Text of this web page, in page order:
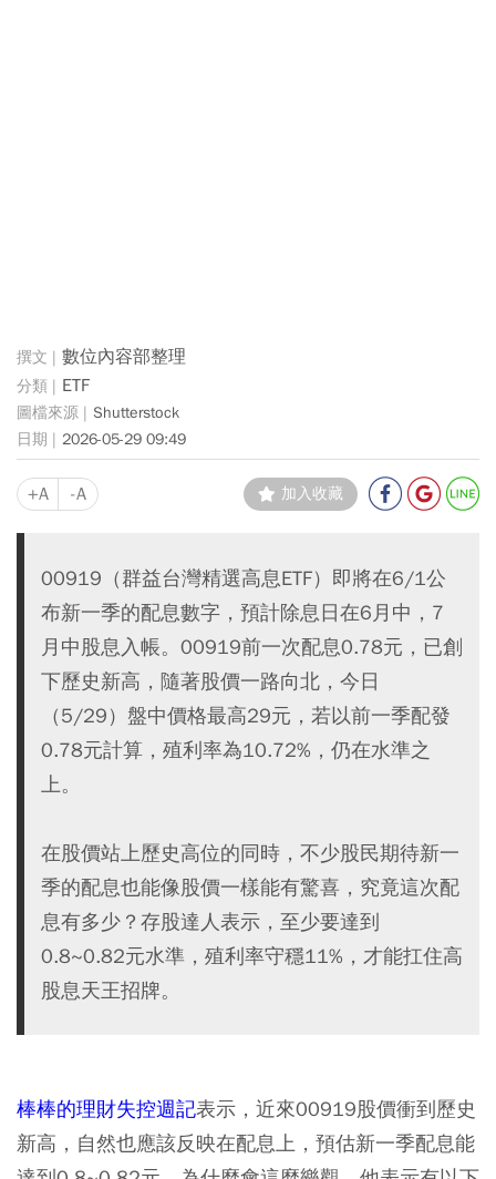
數位內容部整理
ETF
Shutterstock
2026-05-29 09:49
+A -A 加入收藏
00919（群益台灣精選高息ETF）即將在6/1公
布新一季的配息數字，預計除息日在6月中，7
月中股息入帳。00919前一次配息0.78元，已創
下歷史新高，隨著股價一路向北，今日
（5/29）盤中價格最高29元，若以前一季配發
0.78元計算，殖利率為10.72%，仍在水準之
上。
在股價站上歷史高位的同時，不少股民期待新一
季的配息也能像股價一樣能有驚喜，究竟這次配
息有多少？存股達人表示，至少要達到
0.8~0.82元水準，殖利率守穩11%，才能扛住高
股息天王招牌。
棒棒的理財失控週記表示，近來00919股價衝到歷史
新高，自然也應該反映在配息上，預估新一季配息能